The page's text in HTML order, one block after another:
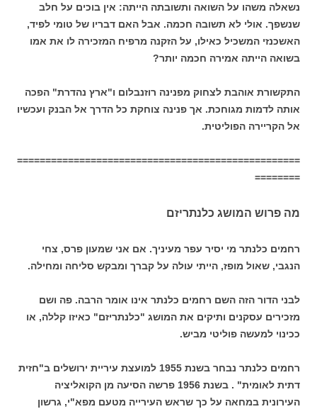
נשאלה משהו על השואה ותשובתה הייתה: אין בוכים על חלב
שנשפך. אולי לא תשובה חכמה. אבל האם דבריו של טומי לפיד,
האשכנזי המשכיל כאילו, על הזקנה מרפיח המזכירה לו את אמו
בשואה הייתה אמירה חכמה יותר?
התקשורת אוהבת לצחוק מפנינה רוזנבלום ו"ארץ נהדרת" הפכה
אותה לדמות מגוחכת. אך פנינה צוחקת כל הדרך אל הבנק ועכשיו
אל הקריירה הפוליטית.
==================================================
========
מה פרוש המושג כלנתריזם
רחמים כלנתר מי יסיר עפר מעיניך. אם אני שמעון פרס, צחי
הנגבי, שאול מופז, הייתי עולה על קברך ומבקש סליחה ומחילה.
לבני הדור הזה השם רחמים כלנתר אינו אומר הרבה. פה ושם
מזכירים עסקנים ותיקים את המושג "כלנתריזם" כאיזו קללה, או
ככינוי למעשה פוליטי מביש.
רחמים כלנתר נבחר בשנת 1955 למועצת עיריית ירושלים ב"חזית
דתית לאומית" . בשנת 1956 פרשה הסיעה מן הקואליציה
העירונית במחאה על כך שראש העירייה מטעם מפא"י, גרשון